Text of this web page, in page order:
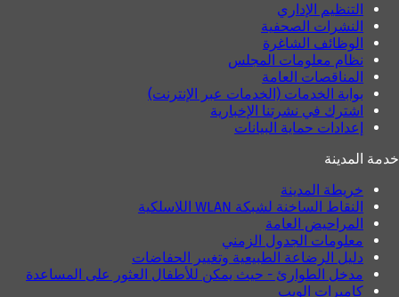
التنظيم الإداري
النشرات الصحفية
الوظائف الشاغرة
نظام معلومات المجلس
المناقصات العامة
بوابة الخدمات (الخدمات عبر الإنترنت)
اشترك في نشرتنا الإخبارية
إعدادات حماية البيانات
خدمة المدينة
خريطة المدينة
النقاط الساخنة لشبكة WLAN اللاسلكية
المراحيض العامة
معلومات الجدول الزمني
دليل الرضاعة الطبيعية وتغيير الحفاضات
مدخل الطوارئ - حيث يمكن للأطفال العثور على المساعدة
كاميرات الويب